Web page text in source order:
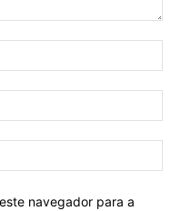
navegador para a